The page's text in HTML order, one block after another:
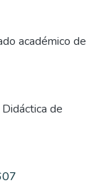
académico de
Didáctica de